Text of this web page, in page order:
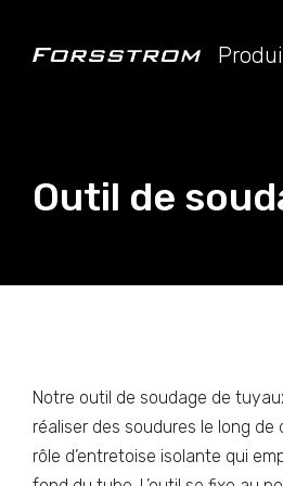
Outil de
Notre outil de soudage de
réaliser des soudures le long de
rôle d’entretoise isolante qui